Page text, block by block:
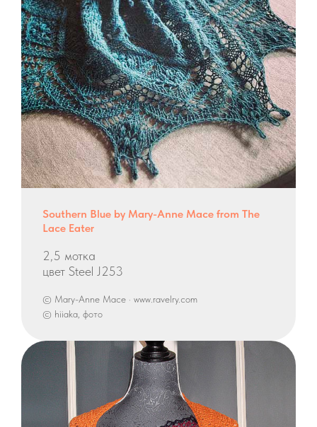
Southern Blue by Mary-Anne Mace from The
Lace Eater
2,5 мотка
цвет Steel J253
© Mary-Anne Mace · www.ravelry.com
© hiiaka, фото